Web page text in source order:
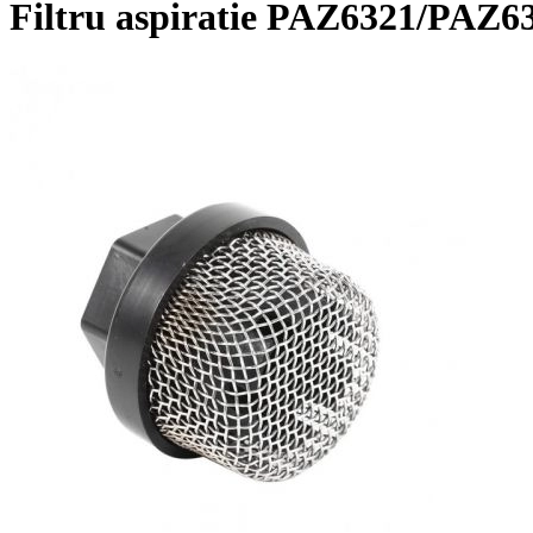
Filtru aspiratie PAZ6321/